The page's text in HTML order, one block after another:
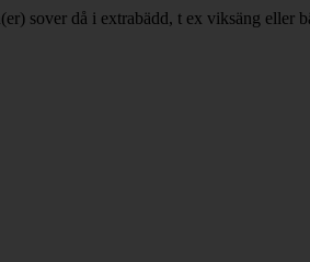
sover då i extrabädd, t ex viksäng eller